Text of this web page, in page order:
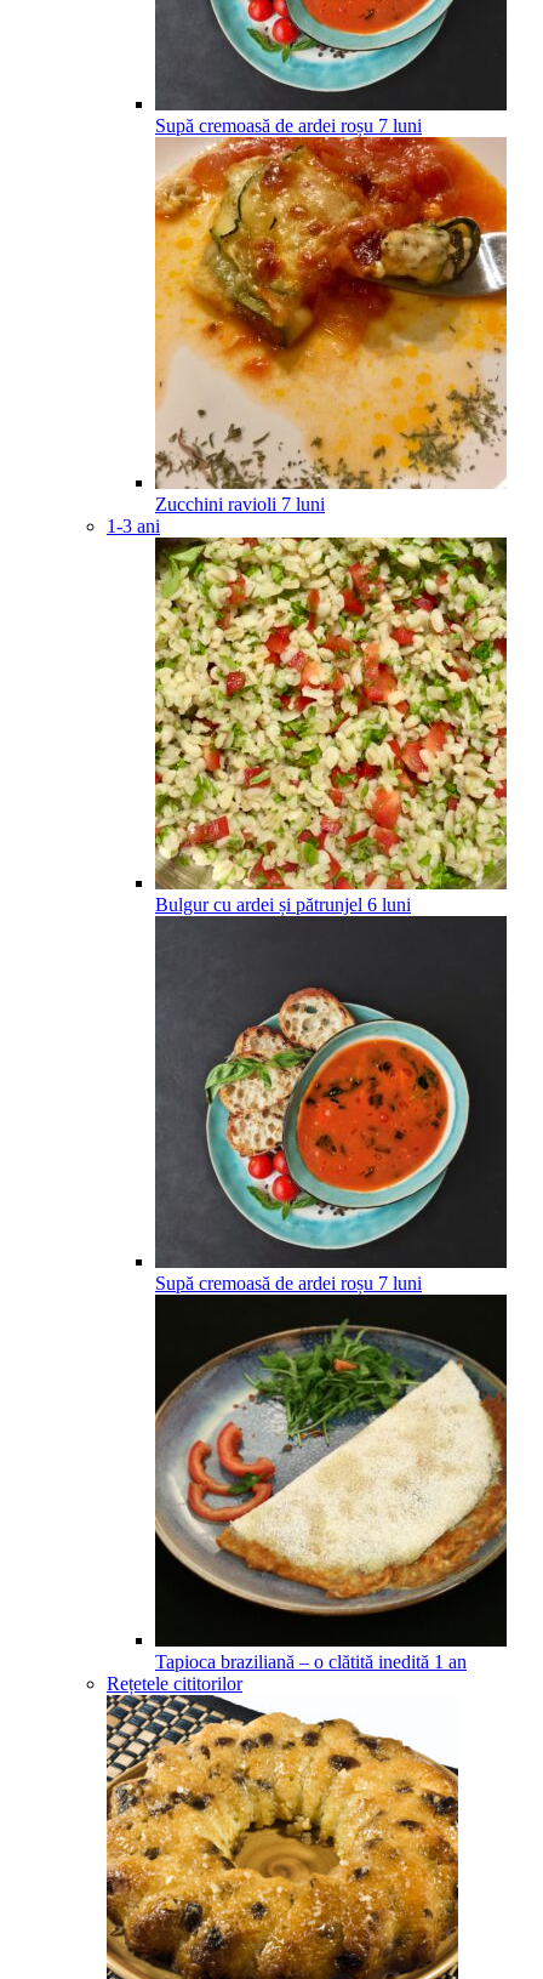
Supă cremoasă de ardei roșu 7 luni
Zucchini ravioli 7 luni
1-3 ani
Bulgur cu ardei și pătrunjel 6 luni
Supă cremoasă de ardei roșu 7 luni
Tapioca braziliană – o clătită inedită 1 an
Rețetele cititorilor